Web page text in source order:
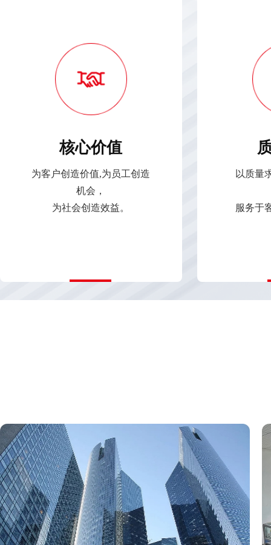
核心价值
为客户创造价值,为员工创造
机会，
为社会创造效益。
以质量
服务于